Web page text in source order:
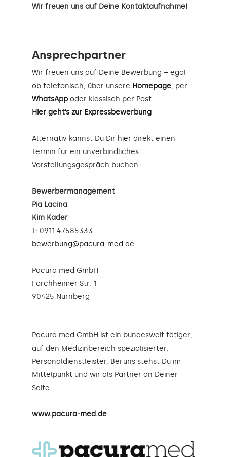
Wir freuen uns auf Deine Kontaktaufnahme!
Ansprechpartner
Wir freuen uns auf Deine Bewerbung – egal
ob telefonisch, über unsere Homepage, per
WhatsApp oder klassisch per Post.
Hier geht’s zur Expressbewerbung
Alternativ kannst Du Dir hier direkt einen
Termin für ein unverbindliches
Vorstellungsgespräch buchen.
Bewerbermanagement
Pia Lacina
Kim Kader
T: 0911 47585333
bewerbung@pacura-med.de
Pacura med GmbH
Forchheimer Str. 1
90425 Nürnberg
Pacura med GmbH ist ein bundesweit tätiger,
auf den Medizinbereich spezialisierter,
Personaldienstleister. Bei uns stehst Du im
Mittelpunkt und wir als Partner an Deiner
Seite.
www.pacura-med.de